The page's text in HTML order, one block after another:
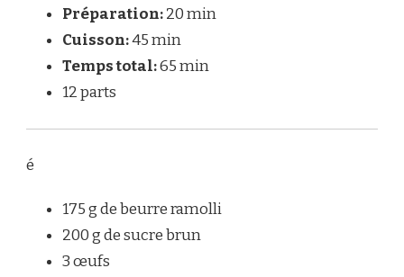
Préparation:20 min
Cuisson:45 min
Temps total:65 min
12 parts
é
175 g de beurre ramolli
200 g de sucre brun
3 œufs